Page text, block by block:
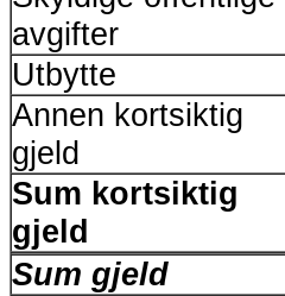
avgifter
Utbytte
Annen kortsiktig
gjeld
Sum kortsiktig
gjeld
Sum gjeld